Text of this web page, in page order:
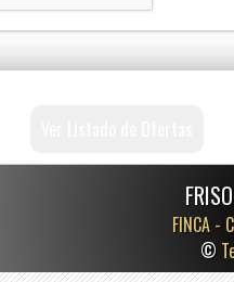
FINCA -
©